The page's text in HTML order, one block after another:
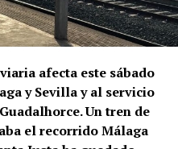
los Peines, Manuel
el centro de
fue uno de los
afecta este sábado
y Sevilla y al servicio
Un tren de
el recorrido Málaga